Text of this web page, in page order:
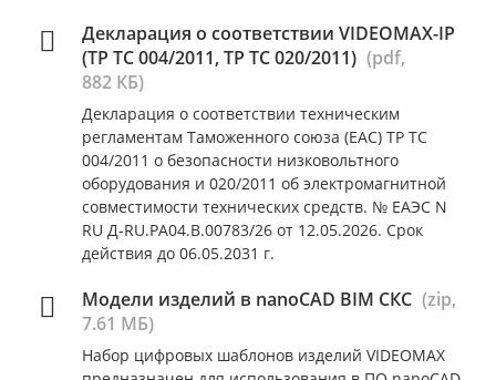
Декларация о соответствии VIDEOMAX-IP
(ТР ТС 004/2011, ТР ТС 020/2011) (pdf,
882 КБ)
Декларация о соответствии техническим
регламентам Таможенного союза (ЕАС) ТР ТС
004/2011 о безопасности низковольтного
оборудования и 020/2011 об электромагнитной
совместимости технических средств. № ЕАЭС N
RU Д-RU.РА04.В.00783/26 от 12.05.2026. Срок
действия до 06.05.2031 г.
Модели изделий в nanoCAD BIM СКС (zip,
7.61 МБ)
Набор цифровых шаблонов изделий VIDEOMAX